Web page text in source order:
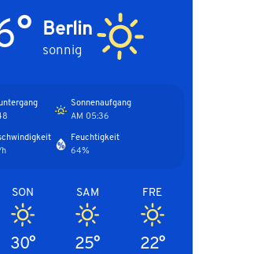
Berlin
sonnig
Sonnenaufgang
05:36 AM
Feuchtigkeit
64%
FRE
22°
SAM
25°
SON
30°